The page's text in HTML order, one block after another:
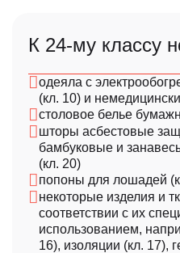
К 24-му классу
одеяла с
(кл. 10) и
столовое белье
шторы асбестовые
бамбуковые и
(кл. 20)
попоны для лошадей
некоторые изделия и
соответствии с их
использованием,
16), изоляции (кл. 17),
Примечание: